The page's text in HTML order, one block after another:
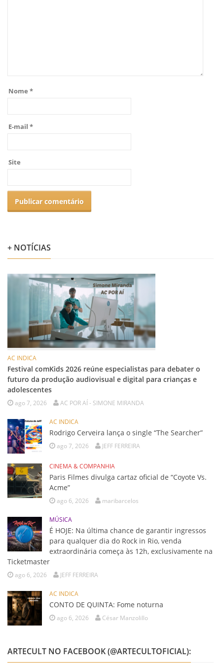
Nome *
E-mail *
Site
+ NOTÍCIAS
AC INDICA
Festival comKids 2026 reúne especialistas para debater o
futuro da produção audiovisual e digital para crianças e
adolescentes
ago 7, 2026 AC POR AÍ - SIMONE MIRANDA
AC INDICA
Rodrigo Cerveira lança o single “The Searcher”
ago 7, 2026 JEFF FERREIRA
CINEMA & COMPANHIA
Paris Filmes divulga cartaz oficial de “Coyote Vs.
Acme”
ago 6, 2026 maribarcelos
MÚSICA
É HOJE: Na última chance de garantir ingressos
para qualquer dia do Rock in Rio, venda
extraordinária começa às 12h, exclusivamente na
Ticketmaster
ago 6, 2026 JEFF FERREIRA
AC INDICA
CONTO DE QUINTA: Fome noturna
ago 6, 2026 César Manzolillo
ARTECULT NO FACEBOOK (@ARTECULTOFICIAL):